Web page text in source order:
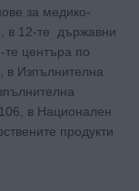
за медико-
в 12-те държавни
центъра по
в Изпълнителна
в Национален
продукти